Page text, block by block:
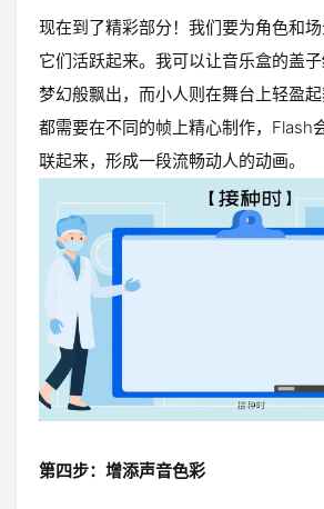
现在到了精彩部分！我们要为角色和
它们活跃起来。我可以让音乐盒的盖
梦幻般飘出，而小人则在舞台上轻盈
都需要在不同的帧上精心制作，Flash
联起来，形成一段流畅动人的动画。
第四步：增添声音色彩